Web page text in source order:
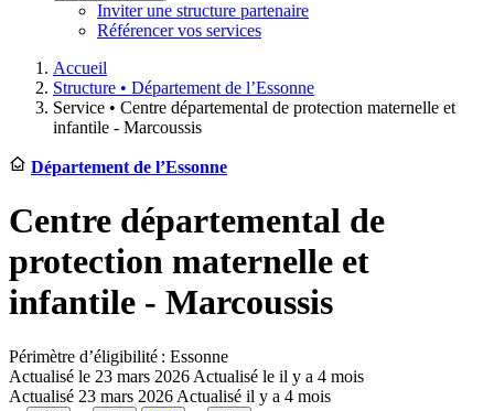
Inviter une structure partenaire
Référencer vos services
Accueil
Structure • Département de l’Essonne
Service • Centre départemental de protection maternelle et
infantile - Marcoussis
Département de l’Essonne
Centre départemental de
protection maternelle et
infantile - Marcoussis
Périmètre d’éligibilité : Essonne
Actualisé le 23 mars 2026 Actualisé le il y a 4 mois
Actualisé 23 mars 2026 Actualisé il y a 4 mois